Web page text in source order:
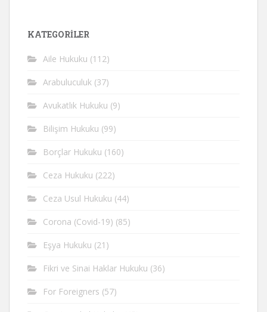
KATEGORİLER
Aile Hukuku (112)
Arabuluculuk (37)
Avukatlık Hukuku (9)
Bilişim Hukuku (99)
Borçlar Hukuku (160)
Ceza Hukuku (222)
Ceza Usul Hukuku (44)
Corona (Covid-19) (85)
Eşya Hukuku (21)
Fikri ve Sinai Haklar Hukuku (36)
For Foreigners (57)